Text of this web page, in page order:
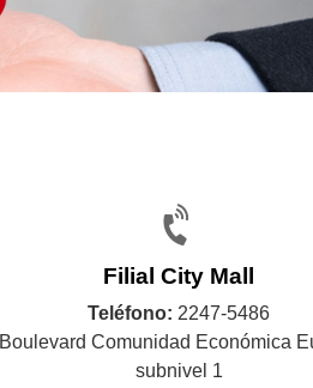
Filial City Mall
Teléfono: 2247-5486
Boulevard Comunidad Económica
subnivel 1